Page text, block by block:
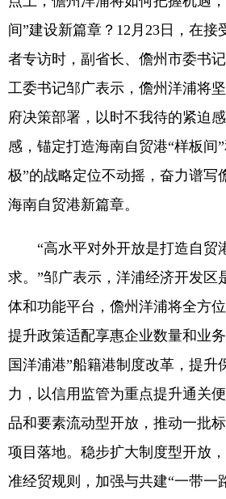
间”建设新篇章？12月23日，在接
者专访时，副省长、儋州市委书
工委书记邹广表示，儋州洋浦将
府决策部署，以时不我待的紧迫
感，锚定打造海南自贸港“样板间
极”的战略定位不动摇，奋力谱写
海南自贸港新篇章。
“高水平对外开放是打造自贸
求。”邹广表示，洋浦经济开发区
体和功能平台，儋州洋浦将全方
提升政策适配享惠企业数量和业
国洋浦港”船籍港制度改革，提升
力，以信用监管为重点提升通关
品和要素流动型开放，推动一批
项目落地。稳步扩大制度型开放
准经贸规则，加强与共建“一带一